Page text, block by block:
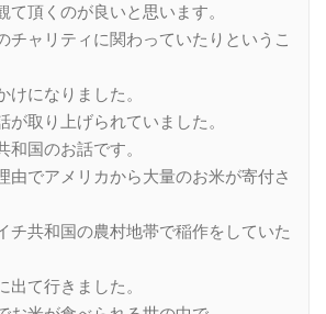
て頂くのが良いと思います。
チャリティに関わっていたりというこ
になりました。
が取り上げられていました。
国のお話です。
由でアメリカから大量のお米が寄付さ
チ共和国の農村地帯で稲作をしていた
て行きました。